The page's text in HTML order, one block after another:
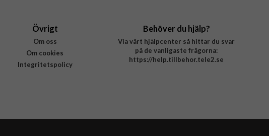
Övrigt
Om oss
Om cookies
Integritetspolicy
Behöver du hjälp?
Via vårt hjälpcenter så hittar du svar
på de vanligaste frågorna:
https://help.tillbehor.tele2.se